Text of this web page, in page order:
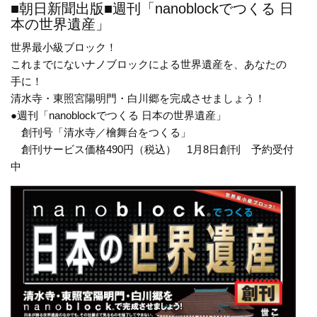
■朝日新聞出版■週刊「nanoblockでつくる 日
本の世界遺産」
世界最小級ブロック！
これまでにないナノブロックによる世界遺産を、あなたの
手に！
清水寺・東照宮陽明門・白川郷を完成させましょう！
●週刊「nanoblockでつくる 日本の世界遺産」
創刊号「清水寺／檜舞台をつくる」
創刊サービス価格490円（税込） 1月8日創刊 予約受付
中